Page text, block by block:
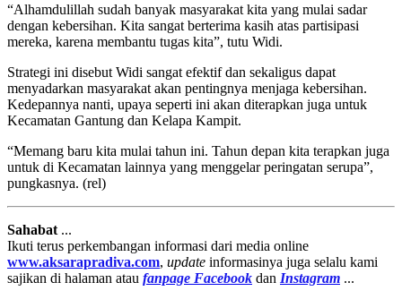
“Alhamdulillah sudah banyak masyarakat kita yang mulai sadar
dengan kebersihan. Kita sangat berterima kasih atas partisipasi
mereka, karena membantu tugas kita”, tutu Widi.
Strategi ini disebut Widi sangat efektif dan sekaligus dapat
menyadarkan masyarakat akan pentingnya menjaga kebersihan.
Kedepannya nanti, upaya seperti ini akan diterapkan juga untuk
Kecamatan Gantung dan Kelapa Kampit.
“Memang baru kita mulai tahun ini. Tahun depan kita terapkan juga
untuk di Kecamatan lainnya yang menggelar peringatan serupa”,
pungkasnya. (rel)
Sahabat ...
Ikuti terus perkembangan informasi dari media online
www.aksarapradiva.com, update informasinya juga selalu kami
sajikan di halaman atau fanpage Facebook dan Instagram ...